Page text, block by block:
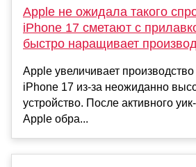
Apple не ожидала такого
iPhone 17 сметают с
быстро наращивает
Apple увеличивает производство
iPhone 17 из-за неожиданно
устройство. После активного
Apple обра...